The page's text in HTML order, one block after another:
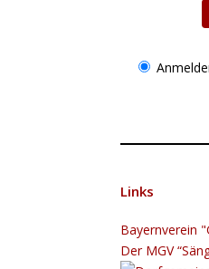
Links
Bayernverein
Der MGV